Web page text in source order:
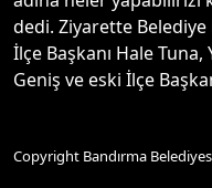
dedi. Ziyarette Belediye
İlçe Başkanı Hale
Geniş ve eski İlçe
Copyright Bandırma